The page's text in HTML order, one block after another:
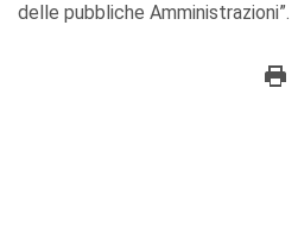
delle pubbliche Amministrazioni”.